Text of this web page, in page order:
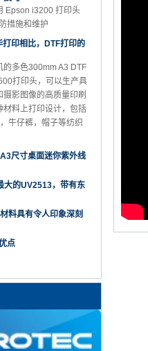
Epson i3200 打印头
措施和维护
印相比，DTF打印的
的多色300mm A3 DTF
打印头，可以生产具
摄影图像的高质量印刷
材料上打印设计，包括
牛仔裤，帽子等纺织
尺寸桌面迷你紫外线
大的UV2513，带有东
料具有令人印象深刻
点
可以在不平坦的表面
打印头的 APEX UV
、高品质打印的终极